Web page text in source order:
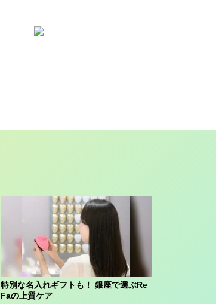
特別な名入れギフトも！ 銀座で選ぶRe
Faの上質ケア